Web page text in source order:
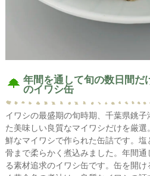
年間を通して旬の数日間だ
のイワシ缶
イワシの最盛期の旬時期、千葉県銚
た美味しい良質なマイワシだけを厳
鮮なマイワシで作られた缶詰です。
骨まで柔らかく煮込みました。年間
る素材追求のイワシ缶です。缶を開